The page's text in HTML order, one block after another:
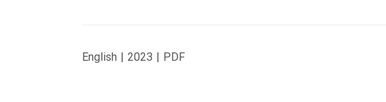
English | 2023 | PDF